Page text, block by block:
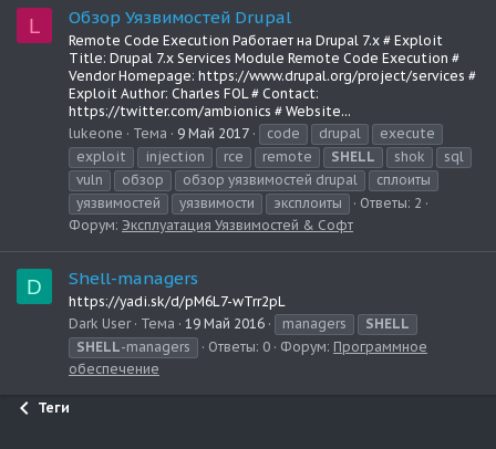
L Обзор Уязвимостей Drupal
Remote Code Execution Работает на Drupal 7.x # Exploit
Title: Drupal 7.x Services Module Remote Code Execution #
Vendor Homepage: https://www.drupal.org/project/services #
Exploit Author: Charles FOL # Contact:
https://twitter.com/ambionics # Website...
lukeone
Тема 9 Май 2017 code drupal
execute
exploit
injection rce remote SHELL shok
sql
vuln
обзор обзор уязвимостей drupal
сплоиты
уязвимостей
уязвимости эксплоиты
Ответы: 2
Форум: Эксплуатация Уязвимостей & Софт
D Shell-managers
https://yadi.sk/d/pM6L7-wTrr2pL
Dark User
Тема 19 Май 2016 managers
SHELL
SHELL-managers Ответы: 0 Форум: Программное
обеспечение
Теги